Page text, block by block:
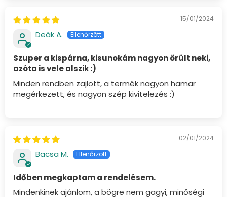
15/01/2024
Deák A.
Szuper a kispárna, kisunokám nagyon örült neki,
azóta is vele alszik :)
Minden rendben zajlott, a termék nagyon hamar
megérkezett, és nagyon szép kivitelezés :)
02/01/2024
Bacsa M.
Időben megkaptam a rendelésem.
Mindenkinek ajánlom, a bögre nem gagyi, minőségi